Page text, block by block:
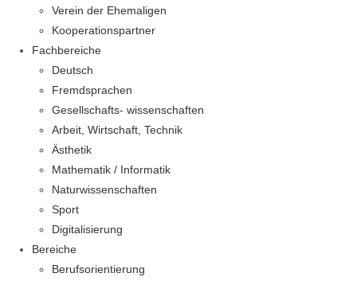
Verein der Ehemaligen
Kooperationspartner
Fachbereiche
Deutsch
Fremdsprachen
Gesellschafts- wissenschaften
Arbeit, Wirtschaft, Technik
Ästhetik
Mathematik / Informatik
Naturwissenschaften
Sport
Digitalisierung
Bereiche
Berufsorientierung